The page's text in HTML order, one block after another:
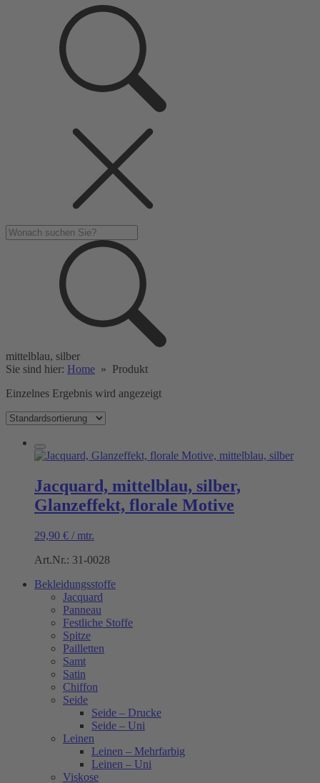
mittelblau, silber
Sie sind hier: Home » Produkt
Einzelnes Ergebnis wird angezeigt
Jacquard, mittelblau, silber,
Glanzeffekt, florale Motive
29,90 € / mtr.
Art.Nr.: 31-0028
Bekleidungsstoffe
Jacquard
Panneau
Festliche Stoffe
Spitze
Pailletten
Samt
Satin
Chiffon
Seide
Seide – Drucke
Seide – Uni
Leinen
Leinen – Mehrfarbig
Leinen – Uni
Viskose